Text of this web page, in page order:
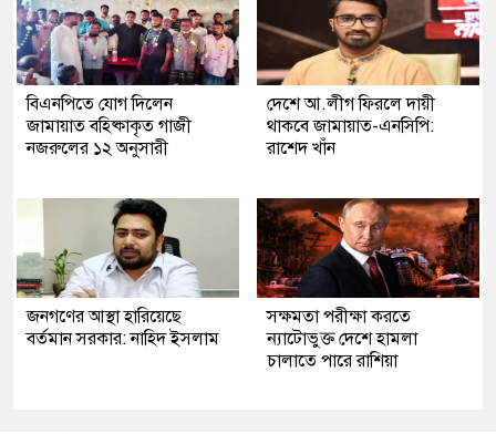
বিএনপিতে যোগ দিলেন
জামায়াত বহিষ্কাকৃত গাজী
নজরুলের ১২ অনুসারী
দেশে আ.লীগ ফিরলে দায়ী
থাকবে জামায়াত-এনসিপি:
রাশেদ খাঁন
জনগণের আস্থা হারিয়েছে
বর্তমান সরকার: নাহিদ ইসলাম
সক্ষমতা পরীক্ষা করতে
ন্যাটোভুক্ত দেশে হামলা
চালাতে পারে রাশিয়া